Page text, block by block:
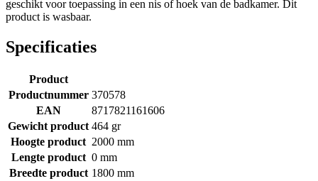
geschikt voor toepassing in een nis of hoek van de badkamer. Dit
product is wasbaar.
Specificaties
Product
Productnummer 370578
EAN
8717821161606
Gewicht product 464 gr
Hoogte product 2000 mm
Lengte product 0 mm
Breedte product 1800 mm